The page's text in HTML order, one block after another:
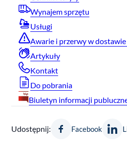
Wynajem sprzętu
Usługi
Awarie i przerwy w
Artykuły
Kontakt
Do pobrania
Biuletyn informacji
Udostępnij: Facebook